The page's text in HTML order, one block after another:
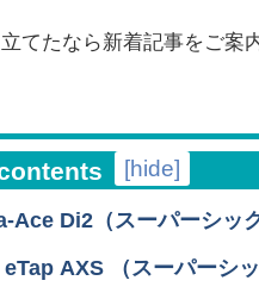
てたなら新着記事をご案
[hide]
Di2（スーパーシッ
AXS （スーパーシッ